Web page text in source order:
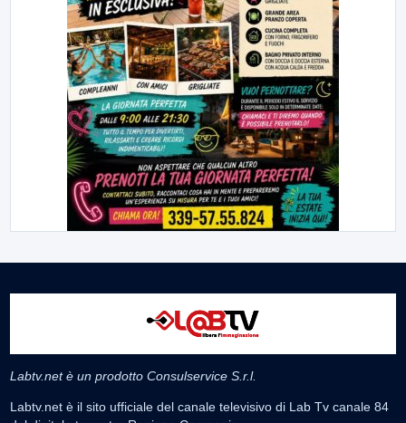
Labtv.net è un prodotto Consulservice S.r.l.
Labtv.net è il sito ufficiale del canale televisivo di Lab Tv canale 84